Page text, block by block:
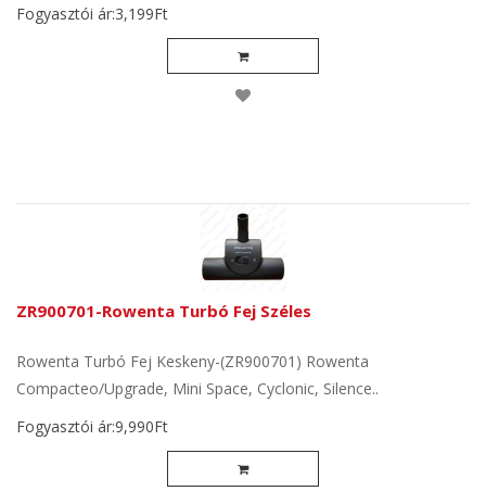
Fogyasztói ár:3,199Ft
ZR900701-Rowenta Turbó Fej Széles
Rowenta Turbó Fej Keskeny-(ZR900701) Rowenta
Compacteo/Upgrade, Mini Space, Cyclonic, Silence..
Fogyasztói ár:9,990Ft